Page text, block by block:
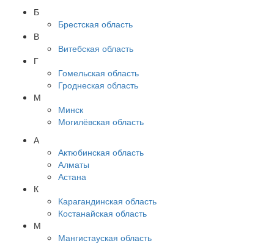
Б
Брестская область
В
Витебская область
Г
Гомельская область
Гроднеская область
М
Минск
Могилёвская область
А
Актюбинская область
Алматы
Астана
К
Карагандинская область
Костанайская область
М
Мангистауская область